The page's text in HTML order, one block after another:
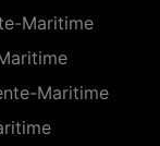
Maritime
Maritime